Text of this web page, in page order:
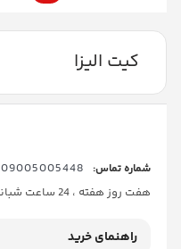
کیت الیزا
شماره تماس:
09005005448
هفت روز هفته ، 24 ساعت شبانه‌روز پاسخگوی شما هستیم.
راهنمای خرید